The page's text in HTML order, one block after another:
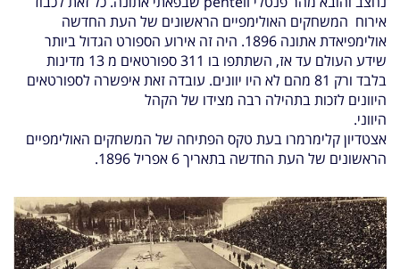
אירוח המשחקים האולימפיים הראשונים של העת החדשה
אולימפיאדת אתונה 1896. היה זה אירוע הספורט הגדול ביותר
שידע העולם עד אז, השתתפו
בו 311 ספורטאים מ 13 מדינות
בלבד ורק 81 מהם לא היו יוונים. עובדה זאת איפשרה לספורטאים
היוונים לזכות בתהילה רבה מצידו של הקהל
היווני.
אצטדיון קלימרמרו בעת טקס הפתיחה של המשחקים האולימפיים
הראשונים של העת החדשה בתאריך 6 אפריל 1896.